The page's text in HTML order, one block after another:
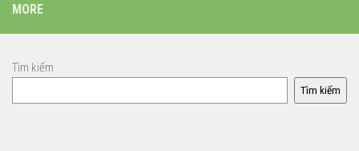
MORE
Tìm kiếm
Tìm kiếm